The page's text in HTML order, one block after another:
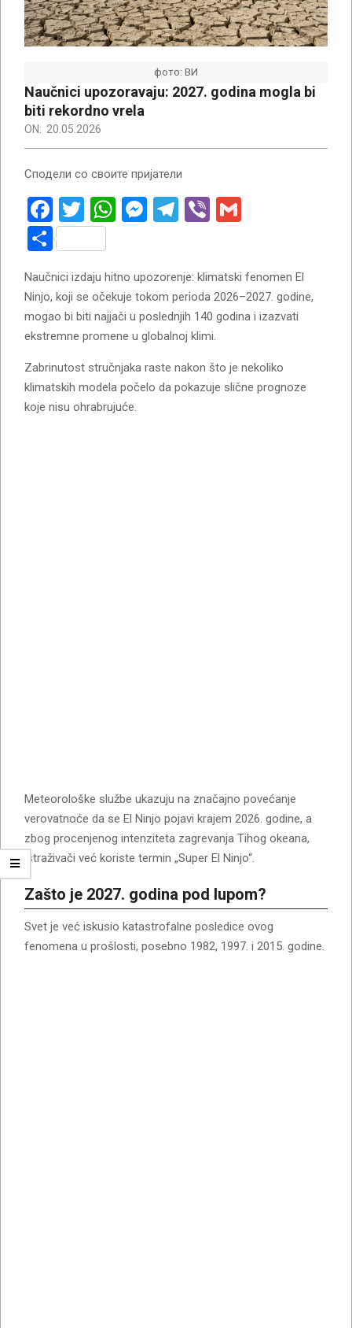
фото: ВИ
Naučnici upozoravaju: 2027. godina mogla bi
biti rekordno vrela
ON: 20.05.2026
Сподели со своите пријатели
Facebook
Twitter
WhatsApp
Messenger
Telegram
Viber
Share
Naučnici izdaju hitno upozorenje: klimatski fenomen El
Ninjo, koji se očekuje tokom perioda 2026–2027. godine,
mogao bi biti najjači u poslednjih 140 godina i izazvati
ekstremne promene u globalnoj klimi.
Zabrinutost stručnjaka raste nakon što je nekoliko
klimatskih modela počelo da pokazuje slične prognoze
koje nisu ohrabrujuće.
Meteorološke službe ukazuju na značajno povećanje
verovatnoće da se El Ninjo pojavi krajem 2026. godine, a
zbog procenjenog intenziteta zagrevanja Tihog okeana,
istraživači već koriste termin „Super El Ninjo“.
Zašto je 2027. godina pod lupom?
Svet je već iskusio katastrofalne posledice ovog
fenomena u prošlosti, posebno 1982, 1997. i 2015. godine.